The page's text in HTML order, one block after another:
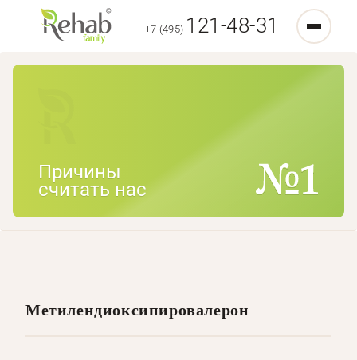
+7 (495) 121-48-31
Причины
считать нас
Метилендиоксипировалерон